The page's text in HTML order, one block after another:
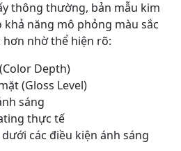
thông thường, bản mẫu kim
khả năng mô phỏng màu sắc
nhờ thể hiện rõ:
Depth)
(Gloss Level)
sáng
thực tế
các điều kiện ánh sáng